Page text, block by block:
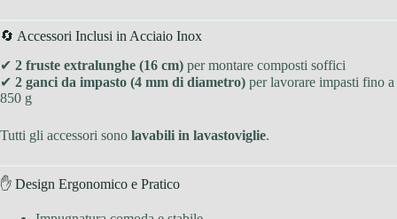
🔄 Accessori Inclusi in Acciaio Inox
✔ 2 fruste extralunghe (16 cm) per montare composti soffici
✔ 2 ganci da impasto (4 mm di diametro) per lavorare impasti fino a
850 g
Tutti gli accessori sono lavabili in lavastoviglie.
✋ Design Ergonomico e Pratico